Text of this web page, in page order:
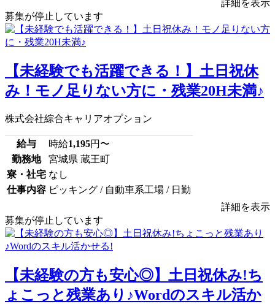
詳細を表示
募集が停止しています
【未経験でも活躍できる！】土日祝休
み！モノ足りない方に・残業20H未満♪
株式会社綜合キャリアオプション
給与 時給1,195円〜
勤務地
宮城県 蔵王町
寮・社宅 なし
仕事内容 ピッキング / 自動車系工場 / 日勤
詳細を表示
募集が停止しています
【未経験の方も安心◎】土日祝休み!ち
ょこっと残業あり♪Wordのスキル活か